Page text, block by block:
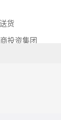
货
投资集团